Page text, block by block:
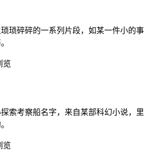
琐碎碎的一系列片段，如某一件小的事
览
索考察船名字，来自某部科幻小说，里
览